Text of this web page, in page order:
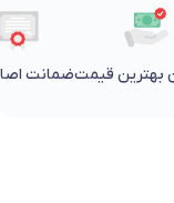
بهترین قیمتضمانت